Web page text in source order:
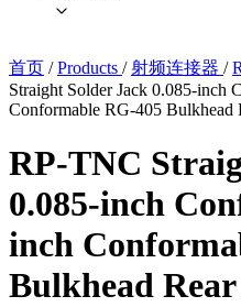
首页 / Products / 射频连接器 /
Straight Solder Jack 0.085-inch
Conformable RG-405 Bulkhead
RP-TNC
0.085-inch
inch
Bulkhead